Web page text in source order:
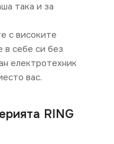
така и за
с високите
в себе си без
електротехник
вас.
RING